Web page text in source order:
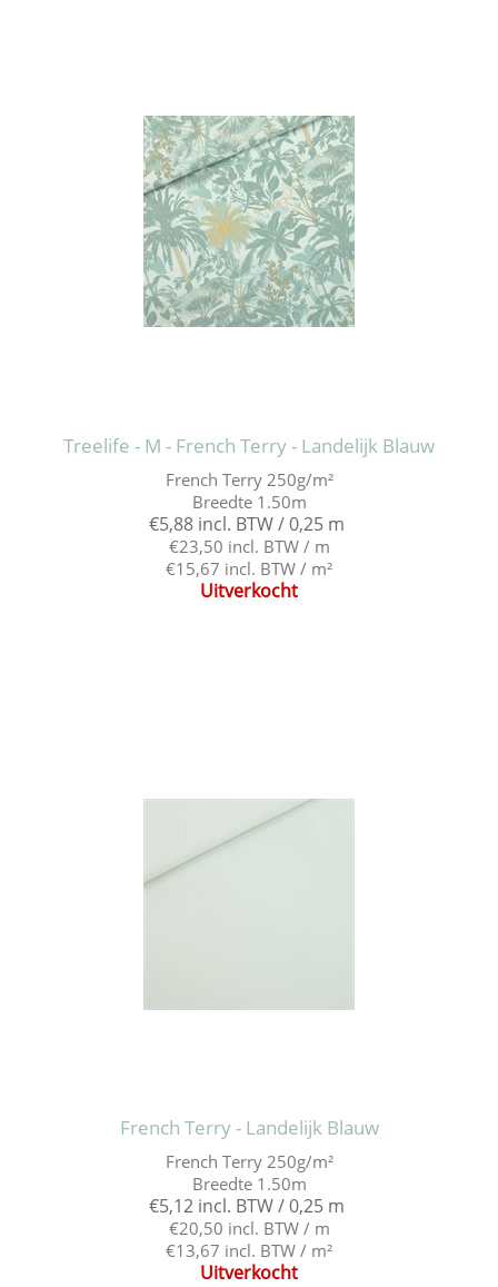
Treelife - M - French Terry - Landelijk Blauw
French Terry 250g/m²
Breedte 1.50m
€5,88 incl. BTW / 0,25 m
€23,50 incl. BTW / m
€15,67 incl. BTW / m²
Uitverkocht
French Terry - Landelijk Blauw
French Terry 250g/m²
Breedte 1.50m
€5,12 incl. BTW / 0,25 m
€20,50 incl. BTW / m
€13,67 incl. BTW / m²
Uitverkocht